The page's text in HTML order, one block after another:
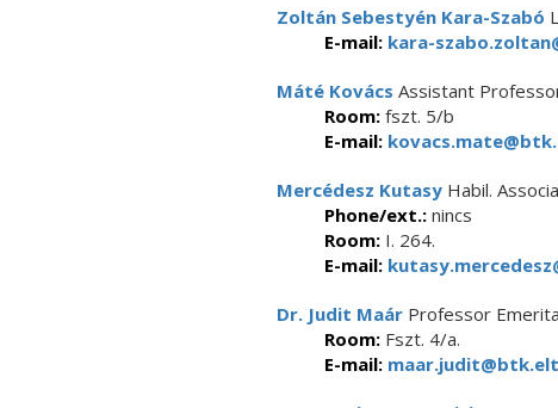
Zoltán Sebestyén Kara-Szabó
E-mail: kara-
Máté Kovács Assistant
Room: fszt. 5/b
E-mail:
Mercédesz Kutasy Habil.
Phone/ext.: nincs
Room: I. 264.
E-mail:
Dr. Judit Maár Professor Emerita
Room: Fszt. 4/a.
E-mail: